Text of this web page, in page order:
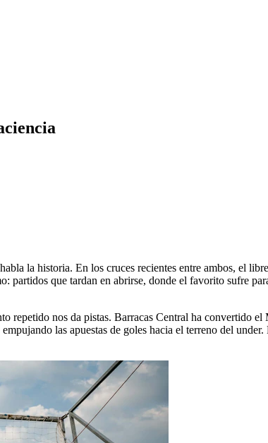
la historia. En los cruces recientes entre ambos, el
que tardan en abrirse, donde el favorito sufre
repetido nos da pistas. Barracas Central ha convertido
las apuestas de goles hacia el terreno del